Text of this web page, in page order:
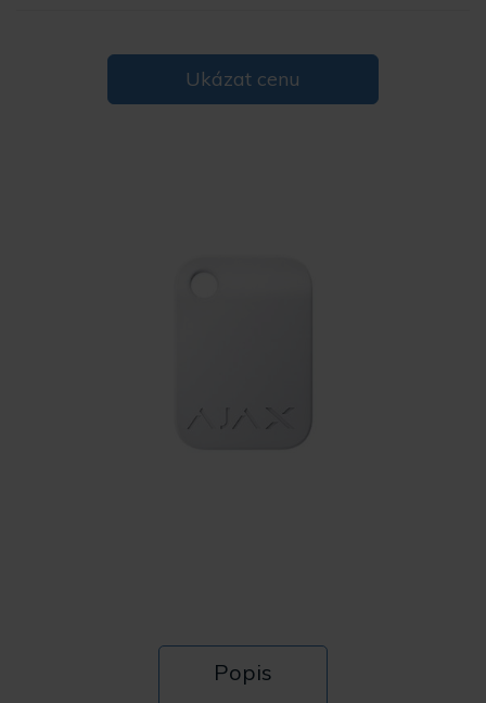
Ukázat cenu
Popis